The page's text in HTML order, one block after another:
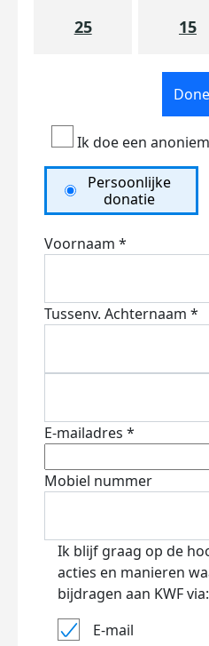
25 15
Ik doe een
Persoonlijke
donatie
Voornaam *
Tussenv. Achternaam *
E-mailadres *
Mobiel nummer
Ik blijf graag op de
acties en manieren
bijdragen aan KWF via:
E-mail